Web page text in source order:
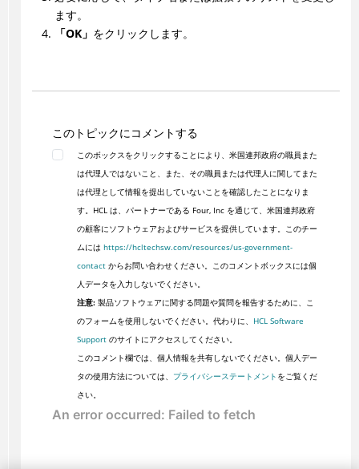
ます。
「OK」 をクリックします。
このトピックにコメントする
このボックスをクリックすることにより、米国連邦政府の職員また
は代理人ではないこと、また、その職員または代理人に関してまた
は代理として情報を提出していないことを確認したことになりま
す。HCL は、パートナーである Four, Inc を通じて、米国連邦政府
の顧客にソフトウェアおよびサービスを提供しています。このチー
ムには https://hcltechsw.com/resources/us-government-
contactからお問い合わせください。このコメントボックスには個
人データを入力しないでください。
注意:製品ソフトウェアに関する問題や質問を報告するために、こ
のフォームを使用しないでください。代わりに、 HCL Software
Supportのサイトにアクセスしてください。
このコメント欄では、個人情報を共有しないでください。個人デー
タの使用方法については、 プライバシーステートメント をご覧くだ
さい。